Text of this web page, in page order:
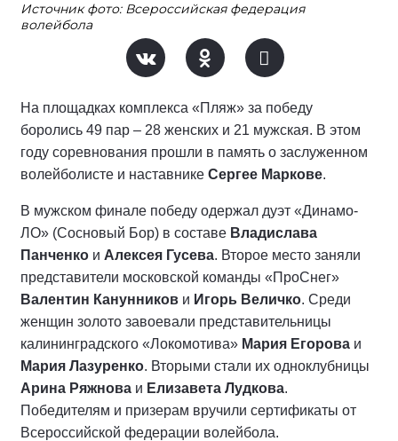
Источник фото: Всероссийская федерация
волейбола
На площадках комплекса «Пляж» за победу
боролись 49 пар – 28 женских и 21 мужская. В этом
году соревнования прошли в память о заслуженном
волейболисте и наставнике Сергее Маркове.
В мужском финале победу одержал дуэт «Динамо-
ЛО» (Сосновый Бор) в составе Владислава
Панченко и Алексея Гусева. Второе место заняли
представители московской команды «ПроСнег»
Валентин Канунников и Игорь Величко. Среди
женщин золото завоевали представительницы
калининградского «Локомотива» Мария Егорова и
Мария Лазуренко. Вторыми стали их одноклубницы
Арина Ряжнова и Елизавета Лудкова.
Победителям и призерам вручили сертификаты от
Всероссийской федерации волейбола.